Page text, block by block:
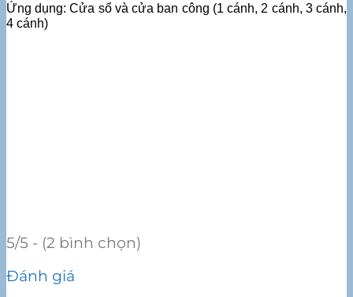
Ứng dụng: Cửa sổ và cửa ban công (1 cánh, 2 cánh, 3 cánh,
4 cánh)
5/5 - (2 bình chọn)
Đánh giá